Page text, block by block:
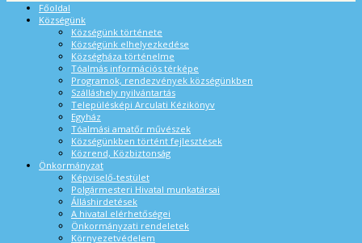
Főoldal
Községünk
Községünk története
Községünk elhelyezkedése
Községháza történelme
Tóalmás információs térképe
Programok, rendezvények községünkben
Szálláshely nyilvántartás
Településképi Arculati Kézikönyv
Egyház
Tóalmási amatőr művészek
Községünkben történt fejlesztések
Közrend, Közbiztonság
Önkormányzat
Képviselő-testület
Polgármesteri Hivatal munkatársai
Álláshirdetések
A hivatal elérhetőségei
Önkormányzati rendeletek
Környezetvédelem